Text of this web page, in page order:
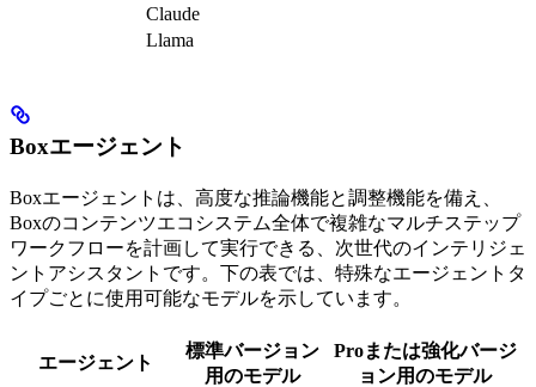
Claude
Llama
Boxエージェント
Boxエージェントは、高度な推論機能と調整機能を備え、
Boxのコンテンツエコシステム全体で複雑なマルチステップ
ワークフローを計画して実行できる、次世代のインテリジェ
ントアシスタントです。下の表では、特殊なエージェントタ
イプごとに使用可能なモデルを示しています。
エージェント
標準バージョン
用のモデル
Proまたは強化バージ
ョン用のモデル